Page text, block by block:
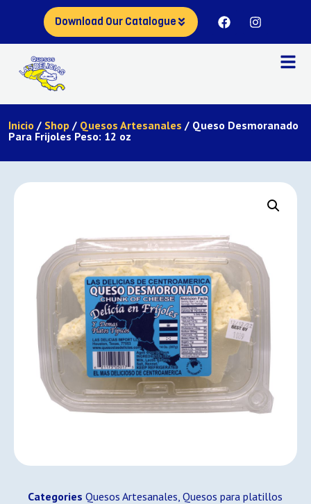
Download Our Catalogue
Inicio / Shop / Quesos Artesanales / Queso Desmoranado
Para Frijoles Peso: 12 oz
Categories Quesos Artesanales, Quesos para platillos